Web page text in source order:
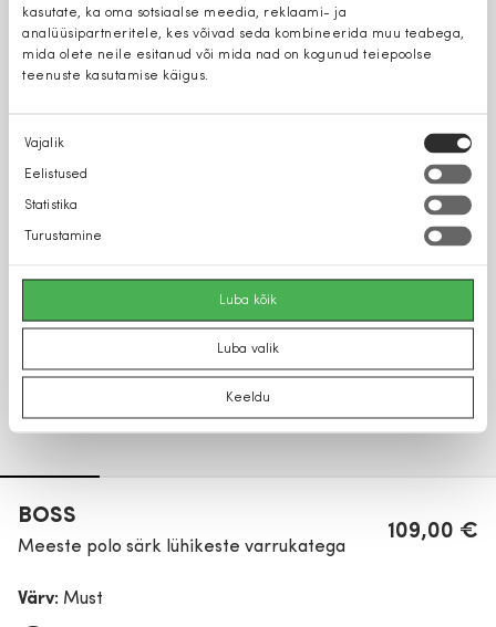
kasutate, ka oma sotsiaalse meedia, reklaami- ja
analüüsipartneritele, kes võivad seda kombineerida muu teabega,
mida olete neile esitanud või mida nad on kogunud teiepoolse
teenuste kasutamise käigus.
Nõusoleku
valik
Vajalik
Eelistused
Statistika
Turustamine
Luba kõik
Luba valik
Keeldu
BOSS
Meeste polo särk lühikeste varrukatega
109,00 €
Värv: Must